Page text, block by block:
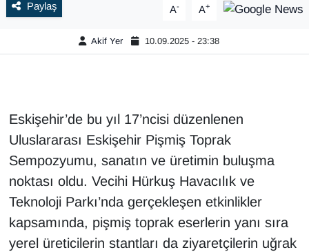
Paylaş A- A+
Akif Yer 10.09.2025 - 23:38
Eskişehir’de bu yıl 17’ncisi düzenlenen
Uluslararası Eskişehir Pişmiş Toprak
Sempozyumu, sanatın ve üretimin buluşma
noktası oldu. Vecihi Hürkuş Havacılık ve
Teknoloji Parkı’nda gerçekleşen etkinlikler
kapsamında, pişmiş toprak eserlerin yanı sıra
yerel üreticilerin stantları da ziyaretçilerin uğrak